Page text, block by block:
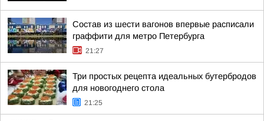
Состав из шести вагонов впервые расписали
граффити для метро Петербурга
21:27
Три простых рецепта идеальных бутербродов
для новогоднего стола
21:25